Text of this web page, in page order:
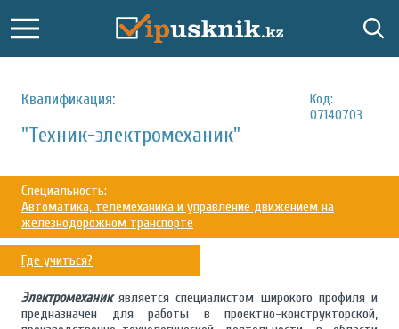
Квалификация:
Код:
07140703
"Техник-электромеханик"
Специальность:
Автоматика, телемеханика и управление движением на
железнодорожном транспорте
Где учиться?
Электромеханикявляется специалистом широкого профиля и
предназначен для работы в проектно-конструкторской,